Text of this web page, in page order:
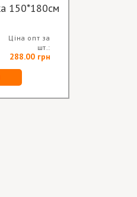
Скатертина Вишивка 150*180см
Ціна опт за
шт.:
288.00 грн